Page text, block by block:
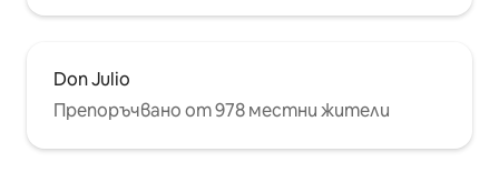
Don Julio
Препоръчвано от 978 местни жители